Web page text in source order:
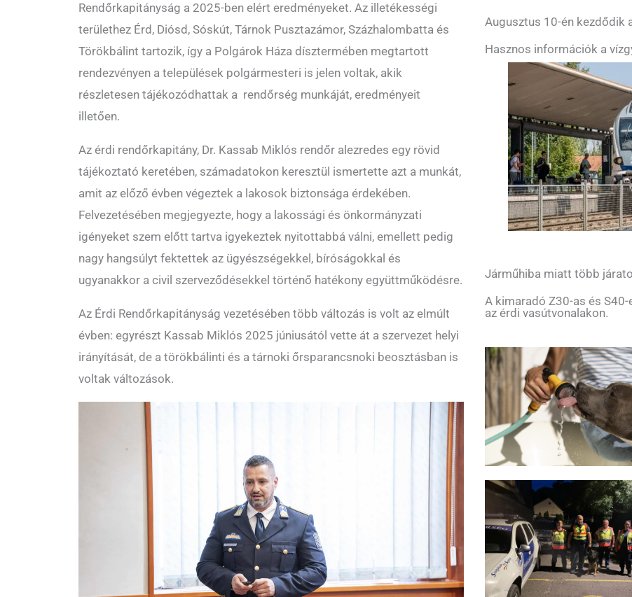
Rendőrkapitányság a 2025-ben elért eredményeket. Az illetékességi
területhez Érd, Diósd, Sóskút, Tárnok Pusztazámor, Százhalombatta és
Törökbálint tartozik, így a Polgárok Háza dísztermében megtartott
rendezvényen a települések polgármesteri is jelen voltak, akik
részletesen tájékozódhattak a rendőrség munkáját, eredményeit
illetően.
Az érdi rendőrkapitány, Dr. Kassab Miklós rendőr alezredes egy rövid
tájékoztató keretében, számadatokon keresztül ismertette azt a munkát,
amit az előző évben végeztek a lakosok biztonsága érdekében.
Felvezetésében megjegyezte, hogy a lakossági és önkormányzati
igényeket szem előtt tartva igyekeztek nyitottabbá válni, emellett pedig
nagy hangsúlyt fektettek az ügyészségekkel, bíróságokkal és
ugyanakkor a civil szerveződésekkel történő hatékony együttműködésre.
Az Érdi Rendőrkapitányság vezetésében több változás is volt az elmúlt
évben: egyrészt Kassab Miklós 2025 júniusától vette át a szervezet helyi
irányítását, de a törökbálinti és a tárnoki őrsparancsnoki beosztásban is
voltak változások.
Augusztus 10-én kezdődik
Hasznos információk a
Járműhiba miatt több
A kimaradó Z30-as és
az érdi vasútvonalakon.